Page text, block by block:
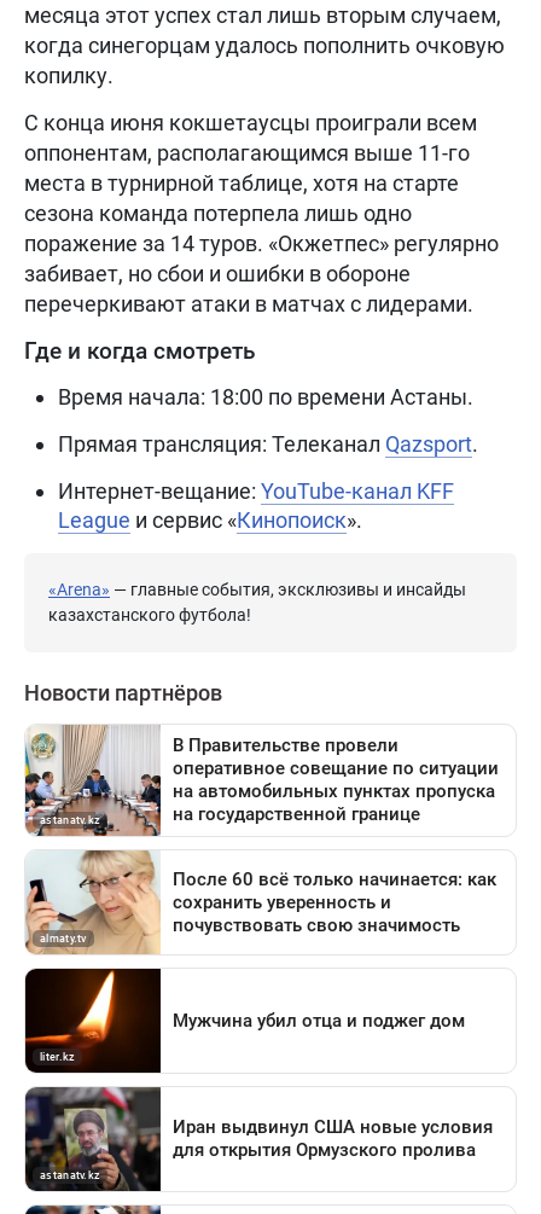
месяца этот успех стал лишь вторым случаем,
когда синегорцам удалось пополнить очковую
копилку.
С конца июня кокшетаусцы проиграли всем
оппонентам, располагающимся выше 11-го
места в турнирной таблице, хотя на старте
сезона команда потерпела лишь одно
поражение за 14 туров. «Окжетпес» регулярно
забивает, но сбои и ошибки в обороне
перечеркивают атаки в матчах с лидерами.
Где и когда смотреть
Время начала: 18:00 по времени Астаны.
Прямая трансляция: Телеканал Qazsport.
Интернет-вещание: YouTube-канал KFF
League и сервис «Кинопоиск».
«Arena» — главные события, эксклюзивы и инсайды
казахстанского футбола!